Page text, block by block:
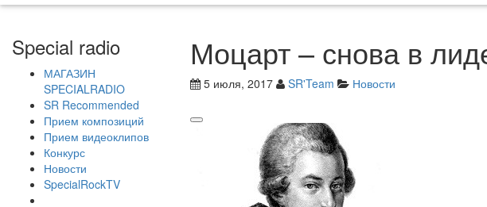
Special radio
МАГАЗИН
SPECIALRADIO
SR Recommended
Прием композиций
Прием видеоклипов
Конкурс
Новости
SpecialRockTV
Моцарт – снова в
5 июля, 2017 SR'Team Новости